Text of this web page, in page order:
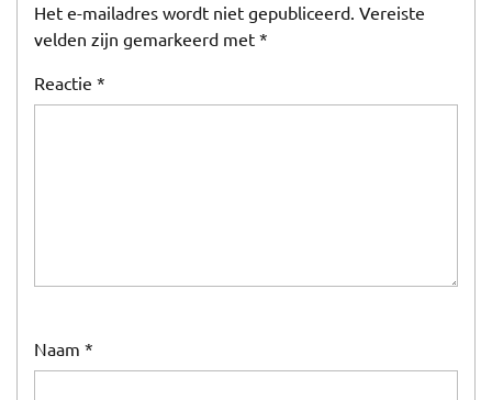
Het e-mailadres wordt niet gepubliceerd. Vereiste
velden zijn gemarkeerd met *
Reactie *
Naam *